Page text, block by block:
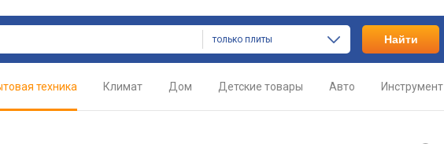
только плиты Найти
техника Климат Дом Детские товары Авто Инструмент